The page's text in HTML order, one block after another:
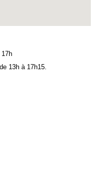
17h
13h à 17h15.